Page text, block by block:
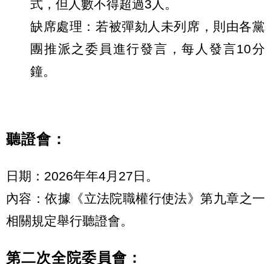
式，但人數不得超過3人。
缺席處理：若被彈劾人未列席，則由各黨
團推派之委員進行發言，每人發言10分
鐘。
聽證會：
日期：2026年年4月27日。
內容：依據《立法院職權行使法》第九章之一
相關規定舉行聽證會。
第二次全院委員會：